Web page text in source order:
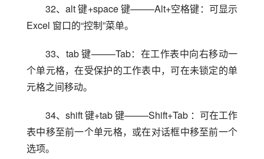
32、alt 键+space 键——–Alt+空格键：可显示
Excel 窗口的“控制”菜单。
33、tab 键——–Tab：在工作表中向右移动一
个单元格，在受保护的工作表中，可在未锁定的单
元格之间移动。
34、shift 键+tab 键——–Shift+Tab ：可在工作
表中移至前一个单元格，或在对话框中移至前一个
选项。